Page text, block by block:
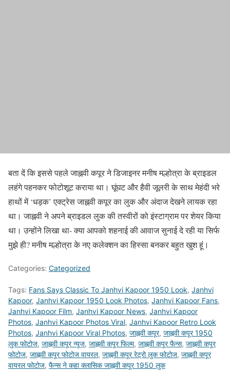
बता दें कि इससे पहले जाह्नवी कपूर ने डिजाइनर मनीष मल्होत्रा के ब्राइडल
लहंगे पहनकर फोटोशूट कराया था। घूंघट और हैवी जूलरी के साथ मेहंदी भरे
हाथों में ‘धड़क’ एक्ट्रेस जाह्नवी कपूर का लुक और अंदाज देखने लायक रहा
था। जाह्नवी ने अपने ब्राइडल लुक की तस्वीरों को इंस्टाग्राम पर शेयर किया
था। उन्होंने लिखा था- क्या आपको शहनाई की आवाज सुनाई दे रही या सिर्फ
मुझे ही? मनीष मल्होत्रा के नए कलेक्शन का हिस्सा बनकर बहुत खुश हूं।
Categories: Categorized
Tags: Fans Says Classic To Janhvi Kapoor 1950 Look, Janhvi
Kapoor, Janhvi Kapoor 1950 Look Photos, Janhvi Kapoor Fans,
Janhvi Kapoor Film, Janhvi Kapoor News, Janhvi Kapoor
Photos, Janhvi Kapoor Photos Viral, Janhvi Kapoor Retro Look
Photos, Janhvi Kapoor Viral Photos, जाह्नवी कपूर, जाह्नवी कपूर 1950
लुक फोटोज, जाह्नवी कपूर न्यूज, जाह्नवी कपूर फिल्म, जाह्नवी कपूर फैन्स, जाह्नवी कपूर
फोटोज, जाह्नवी कपूर फोटोज वायरल, जाह्नवी कपूर रेट्रो लुक फोटोज, जाह्नवी कपूर
वायरल फोटोज, फैन्स ने कहा क्लासिक जाह्नवी कपूर 1950 लुक